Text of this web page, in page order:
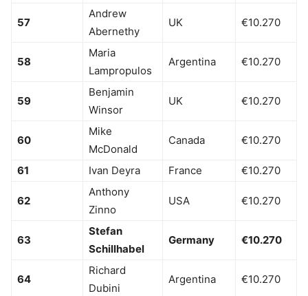
57
Andrew
Abernethy
UK €10.270
58
Maria
Lampropulos
Argentina €10.270
59
Benjamin
Winsor
UK €10.270
60
Mike
McDonald
Canada €10.270
61 Ivan Deyra France €10.270
62
Anthony
Zinno
USA €10.270
63
Stefan
Schillhabel
Germany €10.270
64
Richard
Dubini
Argentina €10.270